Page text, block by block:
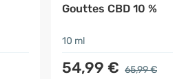
Gouttes CBD 10 %
10 ml
54,99 € 65,99 €